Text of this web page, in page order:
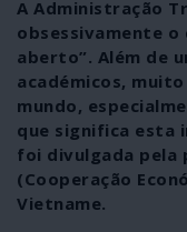
A Administração
obsessivamente o
aberto”. Além de
académicos,
mundo,
que significa esta
foi divulgada pela
(Cooperação
Vietname.